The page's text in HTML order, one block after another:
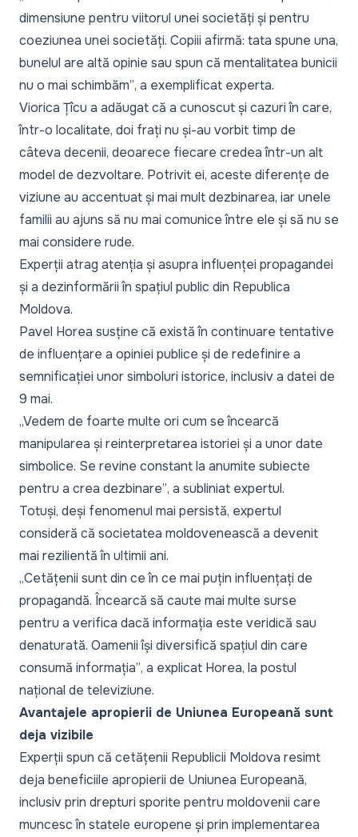
dimensiune pentru viitorul unei societăți și pentru
coeziunea unei societăți. Copiii afirmă: tata spune una,
bunelul are altă opinie sau spun că mentalitatea bunicii
nu o mai schimbăm”, a exemplificat experta.
Viorica Țîcu a adăugat că a cunoscut și cazuri în care,
într-o localitate, doi frați nu și-au vorbit timp de
câteva decenii, deoarece fiecare credea într-un alt
model de dezvoltare. Potrivit ei, aceste diferențe de
viziune au accentuat și mai mult dezbinarea, iar unele
familii au ajuns să nu mai comunice între ele și să nu se
mai considere rude.
Experții atrag atenția și asupra influenței propagandei
și a dezinformării în spațiul public din Republica
Moldova.
Pavel Horea susține că există în continuare tentative
de influențare a opiniei publice și de redefinire a
semnificației unor simboluri istorice, inclusiv a datei de
9 mai.
„Vedem de foarte multe ori cum se încearcă
manipularea și reinterpretarea istoriei și a unor date
simbolice. Se revine constant la anumite subiecte
pentru a crea dezbinare”, a subliniat expertul.
Totuși, deși fenomenul mai persistă, expertul
consideră că societatea moldovenească a devenit
mai rezilientă în ultimii ani.
„Cetățenii sunt din ce în ce mai puțin influențați de
propagandă. Încearcă să caute mai multe surse
pentru a verifica dacă informația este veridică sau
denaturată. Oamenii își diversifică spațiul din care
consumă informația”, a explicat Horea, la postul
național de televiziune.
Avantajele apropierii de Uniunea Europeană sunt
deja vizibile
Experții spun că cetățenii Republicii Moldova resimt
deja beneficiile apropierii de Uniunea Europeană,
inclusiv prin drepturi sporite pentru moldovenii care
muncesc în statele europene și prin implementarea